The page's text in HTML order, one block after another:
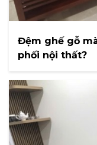
Đệm ghế gỗ
phối nội thất?